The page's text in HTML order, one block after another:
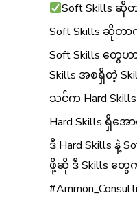
Soft Skills
Soft Skills ဆိုတ
Soft Skills တွေဟာဆို
Skills အစရှိတဲ့
သင်က Hard
Hard Skills ရှိအ
ဒီ Hard Skills
ဖို့ဆို ဒီ Skills တွ